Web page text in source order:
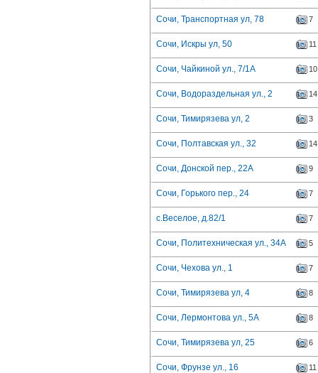
Сочи, Транспортная ул, 78 7
Сочи, Искры ул, 50 11
Сочи, Чайкиной ул., 7/1А 10
Сочи, Водораздельная ул., 2 14
Сочи, Тимирязева ул, 2 3
Сочи, Полтавская ул., 32 14
Сочи, Донской пер., 22А 9
Сочи, Горького пер., 24 7
с.Веселое, д.82/1 7
Сочи, Политехническая ул., 34А 5
Сочи, Чехова ул., 1 7
Сочи, Тимирязева ул, 4 8
Сочи, Лермонтова ул., 5А 8
Сочи, Тимирязева ул, 25 6
Сочи, Фрунзе ул., 16 11